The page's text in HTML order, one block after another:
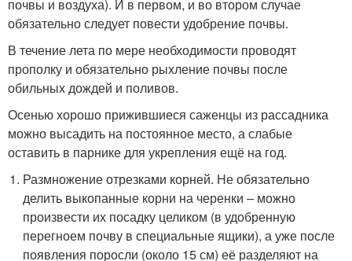
почвы и воздуха). И в первом, и во втором случае
обязательно следует повести удобрение почвы.
В течение лета по мере необходимости проводят
прополку и обязательно рыхление почвы после
обильных дождей и поливов.
Осенью хорошо прижившиеся саженцы из рассадника
можно высадить на постоянное место, а слабые
оставить в парнике для укрепления ещё на год.
Размножение отрезками корней. Не обязательно
делить выкопанные корни на черенки – можно
произвести их посадку целиком (в удобренную
перегноем почву в специальные ящики), а уже после
появления поросли (около 15 см) её разделяют на